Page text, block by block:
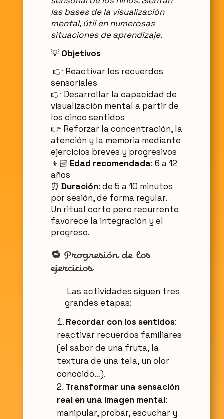
las bases de la visualización
mental, útil en numerosas
situaciones de aprendizaje.
💡 Objetivos
👉 Reactivar los recuerdos
sensoriales
👉 Desarrollar la capacidad de
visualización mental a partir de
los cinco sentidos
👉 Reforzar la concentración, la
atención y la memoria mediante
ejercicios breves y progresivos
👦🏻 Edad recomendada: 6 a 12
años
⏰ Duración: de 5 a 10 minutos
por sesión, de forma regular.
Un ritual corto pero recurrente
favorece la integración y el
progreso.
🔁 Progresión de los
ejercicios
Las actividades siguen tres
grandes etapas:
Recordar con los sentidos:
reactivar recuerdos familiares
(el sabor de una fruta, la
textura de una tela, un olor
conocido…).
Transformar una sensación
real en una imagen mental:
manipular, probar, escuchar y